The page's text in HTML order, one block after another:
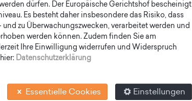
dürfen. Der Europäische Gerichtshof bescheinigt
Es besteht daher insbesondere das Risiko, dass
zu Überwachungszwecken, verarbeitet werden und
werden können. Zudem finden Sie am
Ihre Einwilligung widerrufen und Widerspruch
Datenschutzerklärung
Essentielle Cookies Einstellungen